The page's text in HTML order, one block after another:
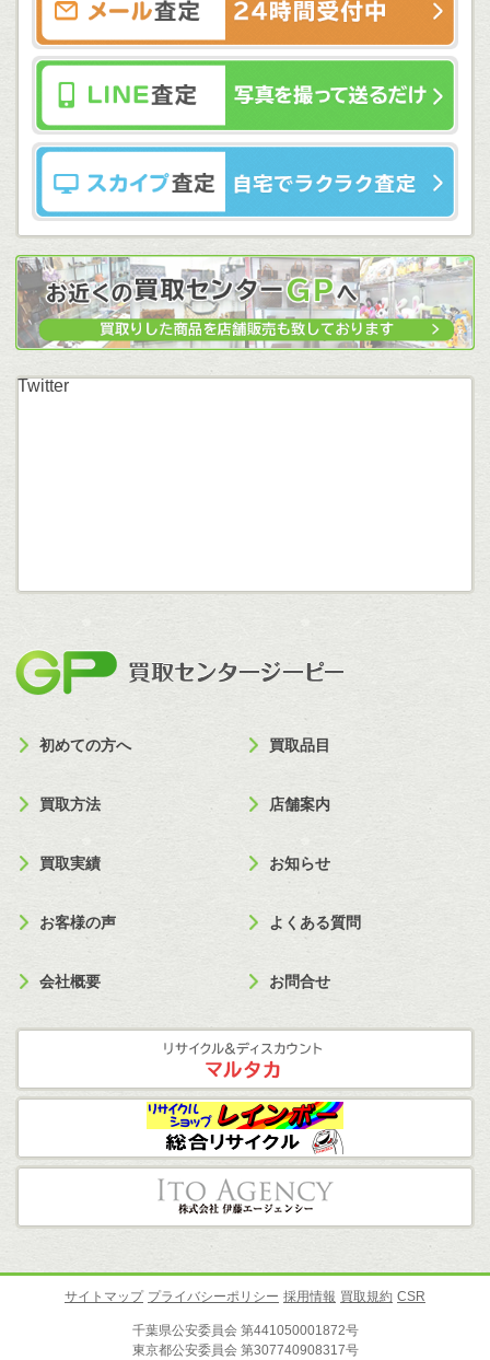
Twitter
初めての方へ 買取品目
買取方法 店舗案内
買取実績 お知らせ
お客様の声 よくある質問
会社概要 お問合せ
サイトマップ プライバシーポリシー 採用情報 買取規約 CSR
千葉県公安委員会 第441050001872号
東京都公安委員会 第307740908317号